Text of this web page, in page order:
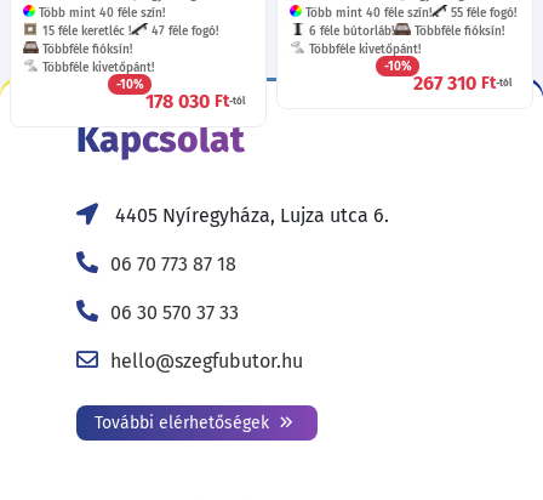
Több mint 40 féle szín!
15 féle keretléc !
47 féle fogó!
Többféle fióksín!
Többféle kivetőpánt!
-10%
178 030 Ft-tól
Több mint 40 féle szín!
55 féle fogó!
6 féle bútorláb!
Többféle fióksín!
Többféle kivetőpánt!
-10%
267 310 Ft-tól
Kapcsolat
4405 Nyíregyháza, Lujza utca 6.
06 70 773 87 18
06 30 570 37 33
hello@szegfubutor.hu
További elérhetőségek